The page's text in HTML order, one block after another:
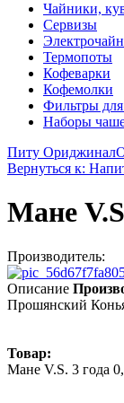
Чайники,
Сервизы
Термопоты
Кофеварки
Кофемолки
Фильтры
Наборы
Питу Ориджинал
Вернуться к:
Мане
Производитель:
Описание
Прошянский
Товар:
Мане V.S. 3 года